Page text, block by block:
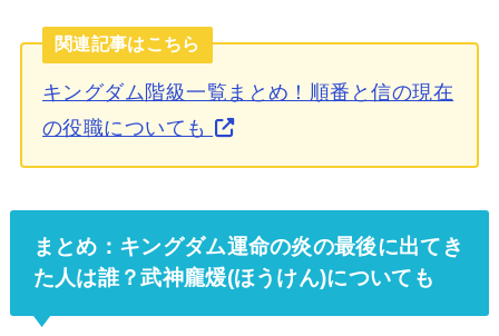
関連記事はこちら
キングダム階級一覧まとめ！順番と信の現在
の役職についても
まとめ：キングダム運命の炎の最後に出てき
た人は誰？武神龐煖(ほうけん)についても